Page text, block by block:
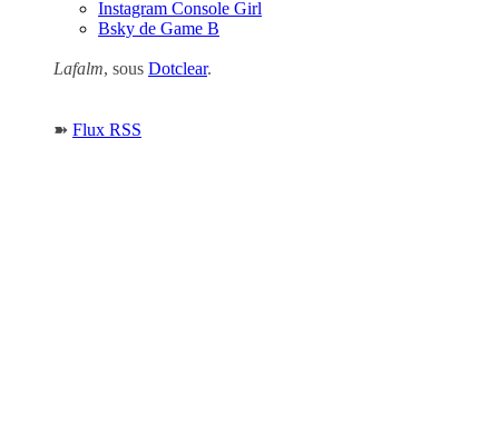
Instagram Console Girl
Bsky de Game B
Lafalm, sous Dotclear.
➽ Flux RSS